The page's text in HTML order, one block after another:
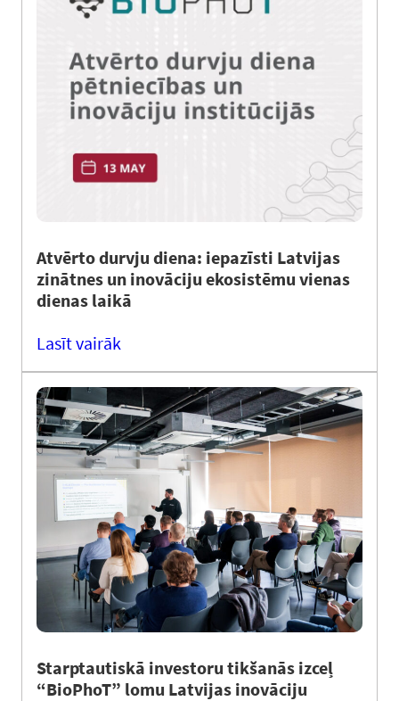
Atvērto durvju diena: iepazīsti Latvijas
zinātnes un inovāciju ekosistēmu vienas
dienas laikā
Lasīt vairāk
Starptautiskā investoru tikšanās izceļ
“BioPhoT” lomu Latvijas inovāciju